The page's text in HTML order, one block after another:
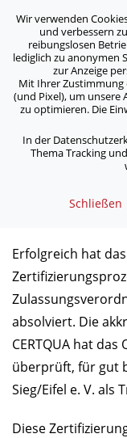
ASB
Home / Aktuelles /
ASB-Bildungswerk
ASB-
Erfolgreich hat
absolviert. Die
CERTQUA hat
überprüft, für gut
Sieg/Eifel e. V. als
Diese
Wir verwenden
und verbessern
reibungslosen
lediglich zu anonymen
zur Anzeige
Mit Ihrer Zustimmung
(und Pixel), um unsere
zu optimieren. Die
In der
Thema Tracking
Schließen